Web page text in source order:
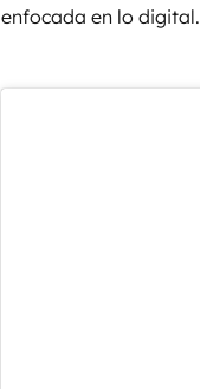
enfocada en lo digital.